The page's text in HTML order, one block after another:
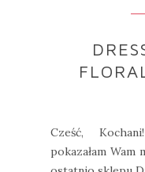
Cześć,
pokazałam